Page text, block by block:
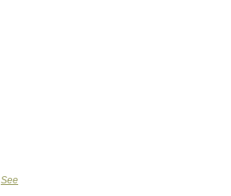
See